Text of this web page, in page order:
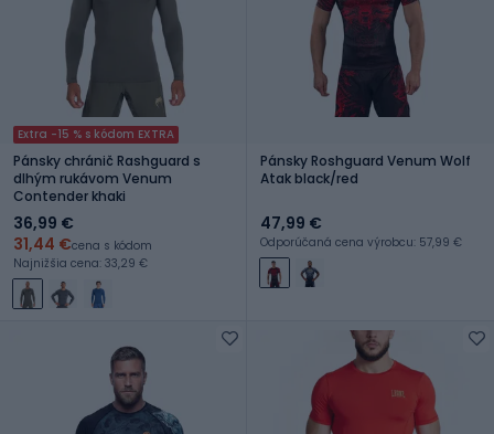
Extra -15 % s kódom EXTRA
Pánsky chránič Rashguard s
dlhým rukávom Venum
Contender khaki
36,99 €
31,44 €cena s kódom
Najnižšia cena: 33,29 €
Pánsky Roshguard Venum Wolf
Atak black/red
47,99 €
Odporúčaná cena výrobcu: 57,99 €